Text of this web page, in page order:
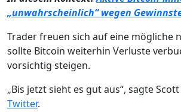
„unwahrscheinlich“ wegen
Trader freuen sich auf eine mögliche
sollte Bitcoin weiterhin Verluste
vorsichtig steigen.
„Bis jetzt sieht es gut aus“, sagte
Twitter.